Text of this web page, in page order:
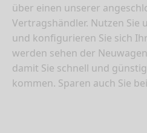
über einen unserer
Vertragshändler. Nutzen Sie
und konfigurieren Sie sich
werden sehen der
damit Sie schnell und
kommen. Sparen auch Sie